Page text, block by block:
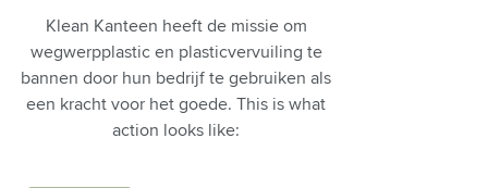
Klean Kanteen heeft de missie om
wegwerpplastic en plasticvervuiling te
bannen door hun bedrijf te gebruiken als
een kracht voor het goede.This is what
action looks like: